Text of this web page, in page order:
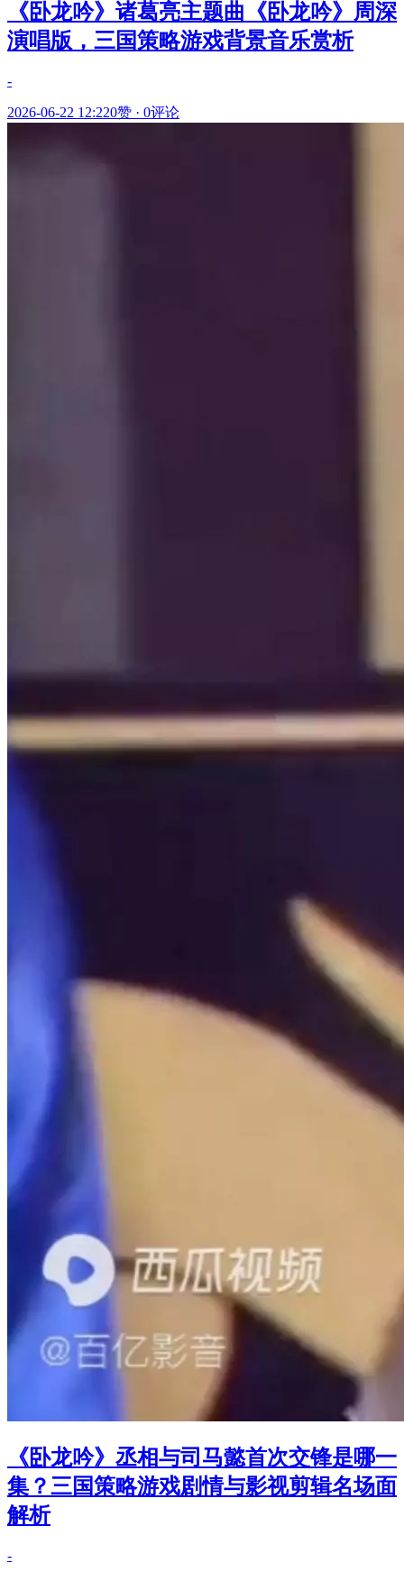
《卧龙吟》诸葛亮主题曲《卧龙吟》周深
演唱版，三国策略游戏背景音乐赏析
-
2026-06-22 12:220赞 · 0评论
《卧龙吟》丞相与司马懿首次交锋是哪一
集？三国策略游戏剧情与影视剪辑名场面
解析
-